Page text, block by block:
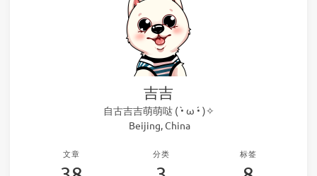
吉吉
自古吉吉萌萌哒 ( •̀ ω •́ )✧
Beijing, China
文章 分类 标签